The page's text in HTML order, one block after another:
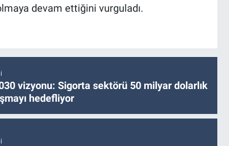
devam ettiğini vurguladı.
vizyonu: Sigorta sektörü 50 milyar dolarlık
hedefliyor